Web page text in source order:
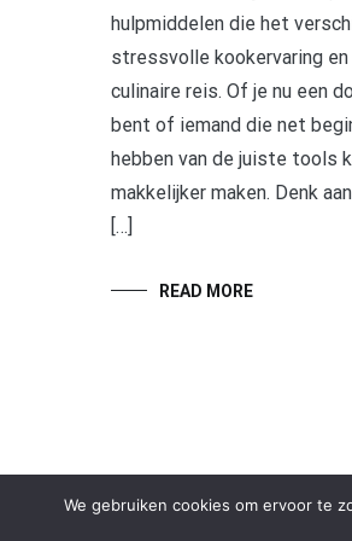
hulpmiddelen die het
stressvolle kookervaring
culinaire reis. Of je nu een
bent of iemand die net
hebben van de juiste tools
makkelijker maken. Denk
[…]
READ MORE
We gebruiken cookies om ervoor te